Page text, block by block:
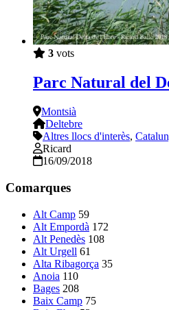
3 vots
Parc Natural del
Montsià
Deltebre
Altres llocs d'interès,
Ricard
16/09/2018
Comarques
Alt Camp 59
Alt Empordà 172
Alt Penedès 108
Alt Urgell 61
Alta Ribagorça 35
Anoia 110
Bages 208
Baix Camp 75